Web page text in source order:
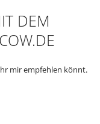
DEM
mir empfehlen könnt.